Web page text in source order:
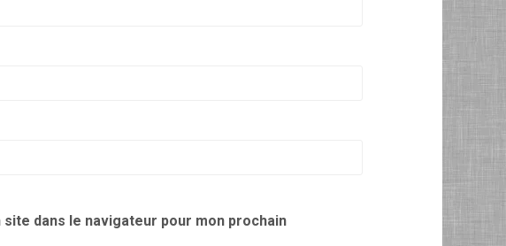
dans le navigateur pour mon prochain